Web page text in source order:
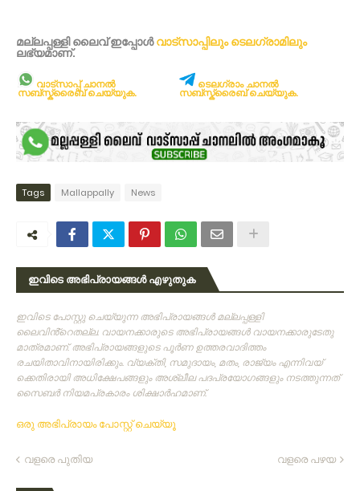
മല്ലപ്പള്ളി ലൈവ് ഇപ്പോള്‍വാട്സാപ്പിലും ടെലഗ്രാമിലും
ലഭ്യമാണ്‌.
വാട്സാപ്പ് ചാനൽ
സബ്സ്ക്രൈബ് ചെയ്യുക.
ടെലഗ്രാം ചാനൽ
സബ്സ്ക്രൈബ് ചെയ്യുക.
Tags Mallappally News
ഇവിടെ അഭിപ്രായങ്ങൾ എഴുതുക
ഇവിടെ പോസ്റ്റു ചെയ്യുന്ന അഭിപ്രായങ്ങള്‍ മല്ലപ്പള്ളി
ലൈവിൻ്റെതല്ല. വായനക്കാരുടെ അഭിപ്രായങ്ങള്‍ വായനക്കാരുടേതു
മാത്രമാണ്‌. അഭിപ്രായങ്ങളുടെ പൂര്‍ണ ഉത്തരവാദിത്തം
രചയിതാവിനായിരിക്കും. വ്യക്തി, സമുദായം, മതം, രാജ്യം എന്നിവയ്
ക്കെതിരായി അധിക്ഷേപങ്ങളും അശ്ലീല പദപ്രയോഗങ്ങളും നടത്തുന്നത്‌
സൈബര്‍ നിയമപ്രകാരം ശിക്ഷാര്‍ഹമാണ്‌.
ഒരു അഭിപ്രായം പോസ്റ്റ് ചെയ്യൂ
വളരെ പുതിയ വളരെ പഴയ